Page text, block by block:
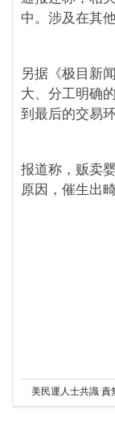
中。涉及在其
另据《极目新
大、分工明确
到最后的交易
报道称，贩卖
原因，催生出
美民運人士共識 責